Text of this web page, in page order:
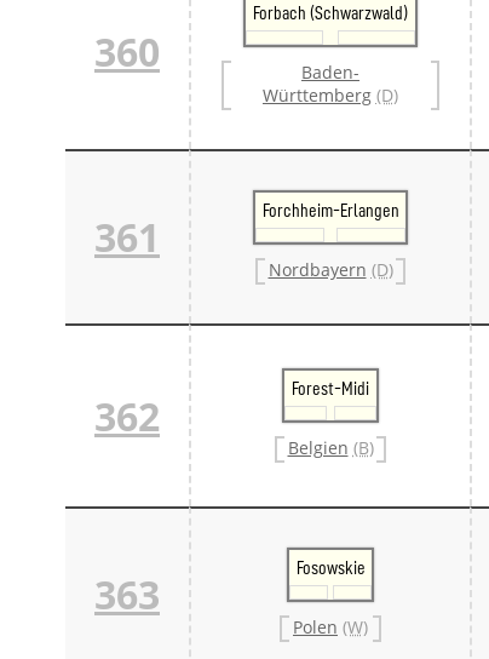
360
Forbach (Schwarzwald)
Baden-
Württemberg (D)
361
Forchheim-Erlangen
Nordbayern (D)
362
Forest-Midi
Belgien (B)
363
Fosowskie
Polen (W)